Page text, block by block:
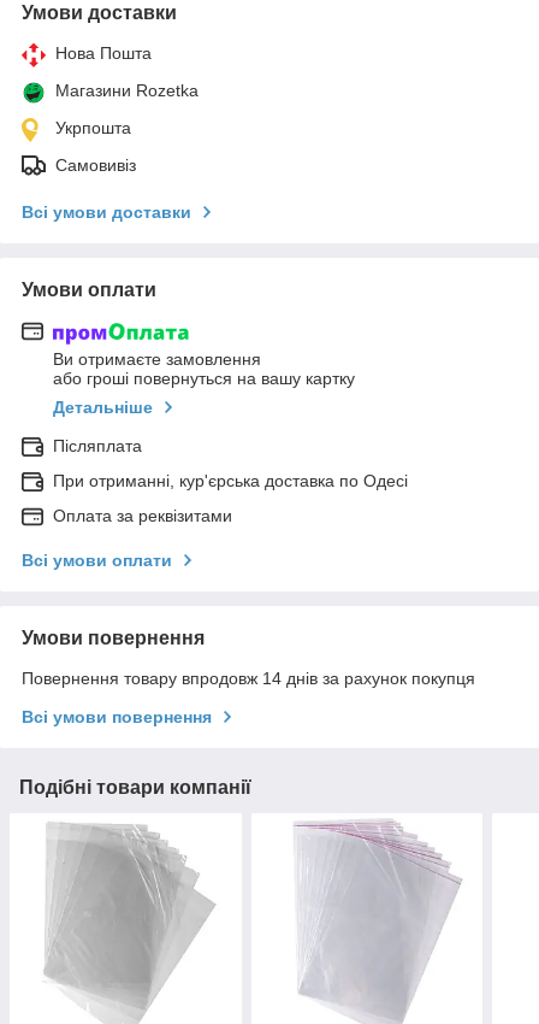
Умови доставки
Нова Пошта
Магазини Rozetka
Укрпошта
Самовивіз
Всі умови доставки
Умови оплати
Ви отримаєте замовлення
або гроші повернуться на вашу картку
Детальніше
Післяплата
При отриманні, кур'єрська доставка по Одесі
Оплата за реквізитами
Всі умови оплати
Умови повернення
Повернення товару впродовж 14 днів за рахунок покупця
Всі умови повернення
Подібні товари компанії